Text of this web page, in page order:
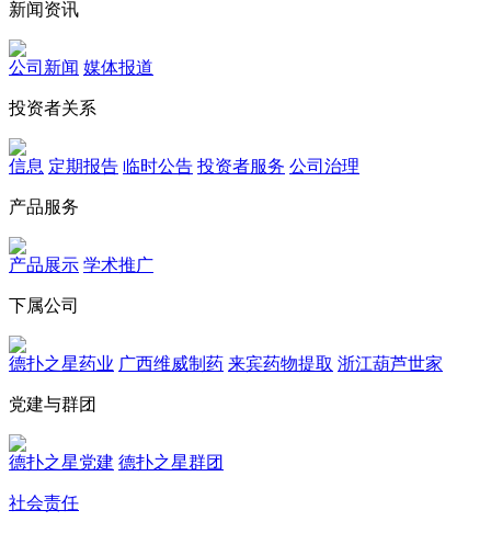
新闻资讯
公司新闻 媒体报道
投资者关系
信息 定期报告 临时公告 投资者服务 公司治理
产品服务
产品展示 学术推广
下属公司
德扑之星药业 广西维威制药 来宾药物提取 浙江葫芦世家
党建与群团
德扑之星党建 德扑之星群团
社会责任